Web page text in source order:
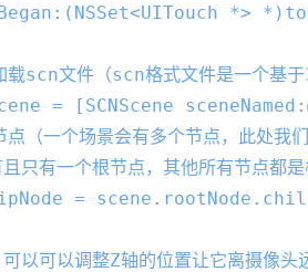
NSSet<UITouch *>
scn文件（scn格式文件是一个基
= [ SCNScene sceneNamed:
（一个场景会有多个节点，此处我
只有一个根节点，其他所有节点都
=
以可以调整Z轴的位置让它离摄像头